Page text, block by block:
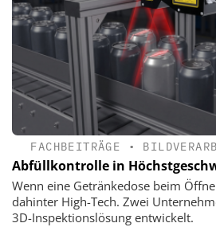
FACHBEITRÄGE •
Abfüllkontrolle in
Wenn eine Getränkedose beim
dahinter High-Tech. Zwei
3D-Inspektionslösung entwickelt.